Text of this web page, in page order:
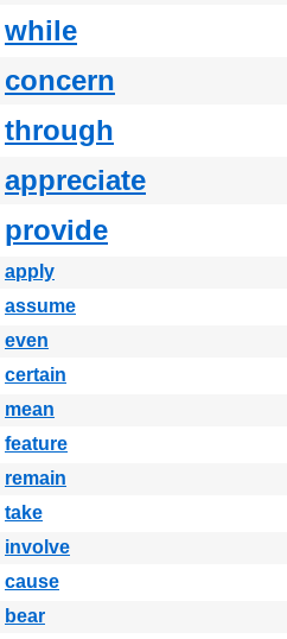
while
concern
through
appreciate
provide
apply
assume
even
certain
mean
feature
remain
take
involve
cause
bear